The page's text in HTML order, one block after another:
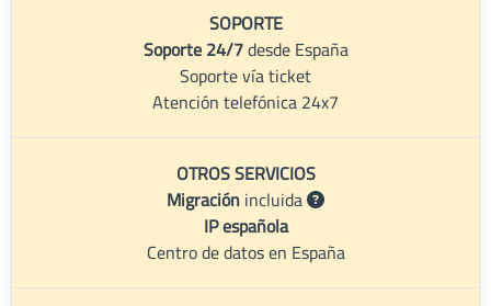
SOPORTE
Soporte 24/7desde España
Soporte vía ticket
Atención telefónica 24x7
OTROS SERVICIOS
Migraciónincluida
IP española
Centro de datos en España